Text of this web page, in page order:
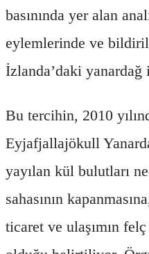
basınında yer alan
eylemlerinde ve
İzlanda’daki yanardağ
Bu tercihin, 2010
Eyjafjallajökull
yayılan kül bulutları
sahasının
ticaret ve ulaşımın